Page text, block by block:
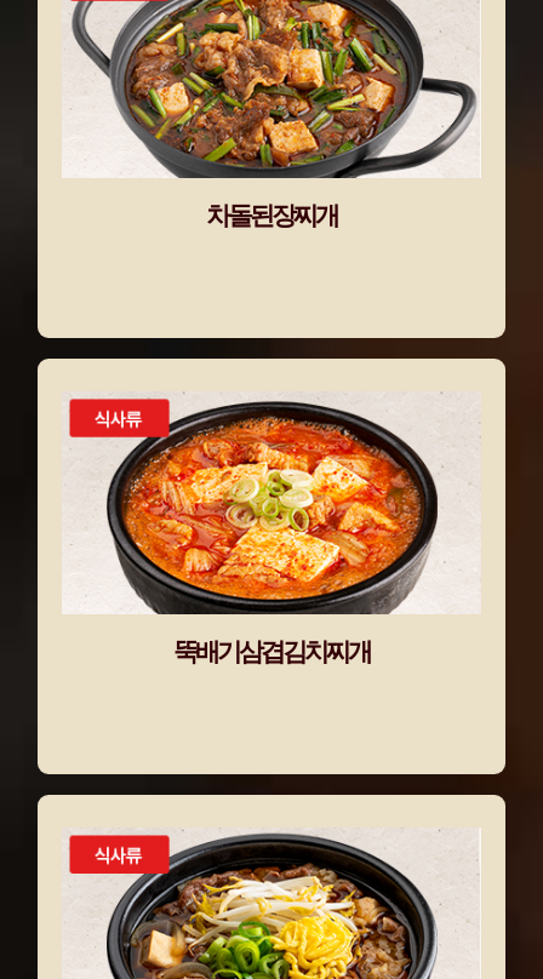
차돌된장찌개
차돌된장찌개
뚝배기삼겹김치찌개
뚝배기삼겹김치찌개
뚝불고기